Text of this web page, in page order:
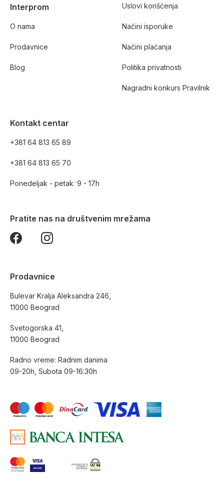
Interprom
O nama
Prodavnice
Blog
Uslovi korišćenja
Načini isporuke
Načini plaćanja
Politika privatnosti
Nagradni konkurs Pravilnik
Kontakt centar
+381 64 813 65 89
+381 64 813 65 70
Ponedeljak - petak: 9 - 17h
Pratite nas na društvenim mrežama
Prodavnice
Bulevar Kralja Aleksandra 246,
11000 Beograd
Svetogorska 41,
11000 Beograd
Radno vreme: Radnim danima
09-20h, Subota 09-16:30h